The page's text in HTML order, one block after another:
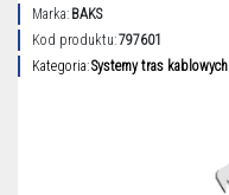
Marka: BAKS
Kod produktu:797601
Kategoria:Systemy tras kablowych